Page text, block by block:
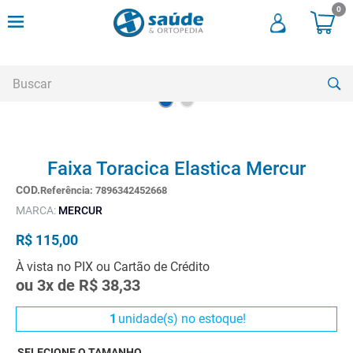
0
Faixa Toracica Elastica Mercur
Referência: 7896342452668
MARCA: MERCUR
R$ 115,00
À vista no PIX ou Cartão de Crédito
ou 3x de R$ 38,33
1 unidade(s) no estoque!
cadeira rodas
2º
meia compressao
imobilizador joelho
5º
bota imobilizadora
6º
cadeira rodas agile
7º
meia antitrombo